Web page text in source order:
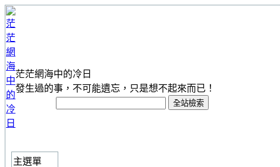
茫茫網海中的冷日
發生過的事，不可能遺忘，只是想不起來而已！
主選單